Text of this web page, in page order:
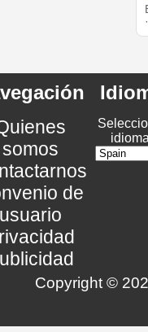
somos
de
Copyright ©